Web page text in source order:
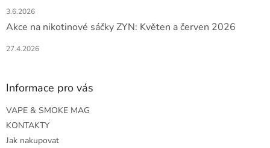
3.6.2026
Akce na nikotinové sáčky ZYN: Květen a červen 2026
27.4.2026
Informace pro vás
VAPE & SMOKE MAG
KONTAKTY
Jak nakupovat